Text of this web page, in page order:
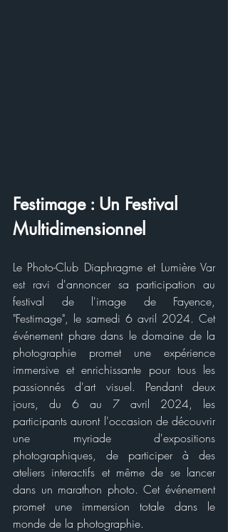
Festimage : Un Festival
Multidimensionnel
Le Photo-Club Diaphragme et Lumière Var
est ravi d'annoncer sa participation au
festival de l'image de Fayence,
"Festimage", le samedi 6 avril 2024. Cet
événement phare dans le domaine de la
photographie promet une expérience
immersive et enrichissante pour tous les
passionnés d'art visuel. Pendant deux
jours, du 6 au 7 avril 2024, les
participants auront l'occasion de découvrir
une myriade d'expositions
photographiques, de participer à des
ateliers interactifs et même de se lancer
dans un marathon photo. Cet événement
promet une immersion totale dans le
monde de la photographie.